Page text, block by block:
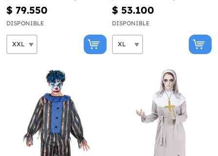
$ 79.550
DISPONIBLE
$ 53.100
DISPONIBLE